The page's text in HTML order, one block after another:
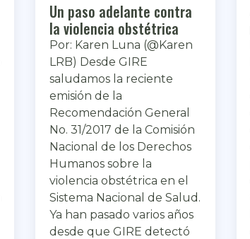
Un paso adelante contra
la violencia obstétrica
Por: Karen Luna (@Karen
LRB) Desde GIRE
saludamos la reciente
emisión de la
Recomendación General
No. 31/2017 de la Comisión
Nacional de los Derechos
Humanos sobre la
violencia obstétrica en el
Sistema Nacional de Salud.
Ya han pasado varios años
desde que GIRE detectó